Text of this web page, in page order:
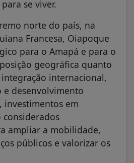
se viver.
norte do país, na
Francesa, Oiapoque
para o Amapá e para o
geográfica quanto
internacional,
desenvolvimento
investimentos em
ampliar a mobilidade,
públicos e valorizar os